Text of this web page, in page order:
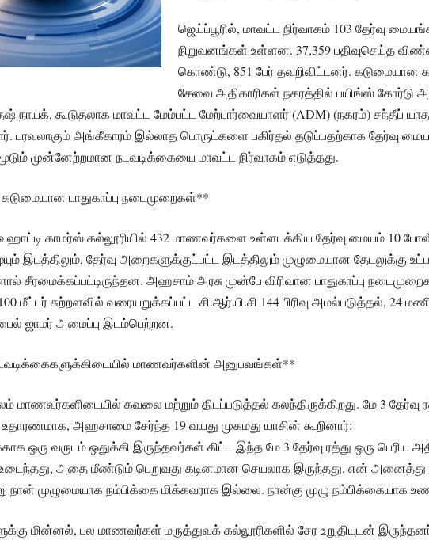
ஜெய்ப்பூரில், மாவட்ட நிர்வாகம் 103 தேர்வு
நிறுவனங்கள் உள்ளன. 37,359 பதிவுசெய்த
கொண்டு, 851 பேர் தவறிவிட்டனர். கடுமையான
சேவை அதிகாரிகள் நகரத்தில் பயிங்ஸ் கோர்டு
நாயக், கூடுதலாக மாவட்ட மேம்பட்ட மேற்பார்வையாளர் (ADM) (நகரம்) சந்தீப்
பரவலாகும் அங்கீகாரம் இல்லாத பொருட்களை பகிர்தல் தடுப்பதற்காக தேர்வு
முன்னேற்றமான நடவடிக்கையை மாவட்ட நிர்வாகம் எடுத்தது.
பாதுகாப்பு நடைமுறைகள்**
காமர்ஸ் கல்லூரியில் 432 மாணவர்களை உள்ளடக்கிய தேர்வு மையம் 10
இடத்திலும், தேர்வு அறைகளுக்குட்பட்ட இடத்திலும் முழுமையான தேடலுக்கு
சீரமைக்கப்பட்டிருந்தன. அஹசாம் அரசு முன்பே விரிவான பாதுகாப்பு
மீட்டர் சுற்றளவில் வரையறுக்கப்பட்ட சி.ஆர்.பி.சி 144 பிரிவு அமல்படுத்தல், 24
ஜாமர் அமைப்பு இடம்பெற்றன.
நடவடிக்கைகளுக்கிடையில் மாணவர்களின் அனுபவங்கள்**
மாணவர்களிடையில் கவலை மற்றும் திடப்படுத்தல் கலந்திருக்கிறது. மே 3
அஹசாமை சேர்ந்த 19 வயது முகமது யாசின் கூறினார்:
ஒரு வருடம் ஒதுக்கி இருந்தவர்கள் கிட்ட இந்த மே 3 தேர்வு ரத்து ஒரு பெரிய
அதை மீண்டும் பெறுவது கடினமான செயலாக இருந்தது. என் அனைத்து
முழுமையாக நம்பிக்கை மிக்கவராக இல்லை. நான்கு முழு நம்பிக்கையாக
மின்னல், பல மாணவர்கள் மருத்துவக் கல்லூரிகளில் சேர உறுதியுடன்